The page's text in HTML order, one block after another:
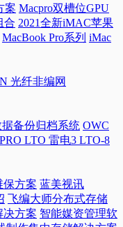
案 Macpro双槽位GPU
合 2021全新iMAC苹果
MacBook Pro系列 iMac
光纤非编网
备份归档系统 OWC
LTO 雷电3 LTO-8
保方案 蓝美视讯
飞编大师分布式存储
决方案 智能媒资管理软